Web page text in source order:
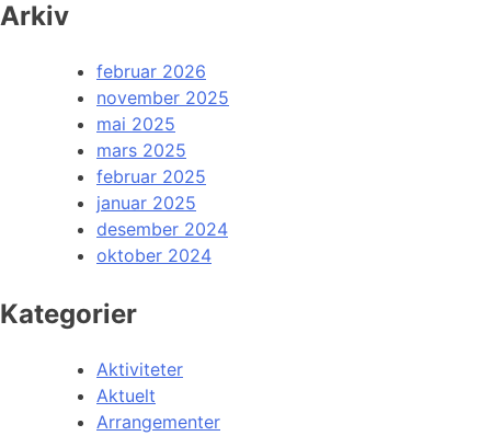
Arkiv
februar 2026
november 2025
mai 2025
mars 2025
februar 2025
januar 2025
desember 2024
oktober 2024
Kategorier
Aktiviteter
Aktuelt
Arrangementer